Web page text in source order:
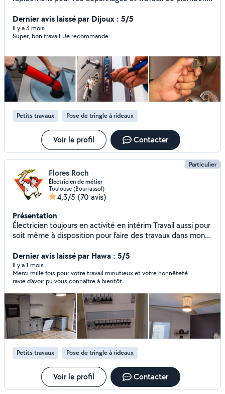
dépannage et l'installation : Recherche et réparation de
fuites d'eau Remplacement et installation de robinetterie,
WC, lavabo, évier, douche Pose et dépannage de chauffe-
joints, tuyauterie Petits travaux de plomberie et de
bricolage Disponible 24h/24 et 7j/7, même en urgence.
J'interviens rapidement et je m'engage à vous proposer
une solution fiable et durable.
Dernier avis laissé par Dijoux : 5/5
Il y a 3 mois
Super, bon travail. Je recommande
Petits travaux Pose de tringle à rideaux
Voir le profil Contacter
Particulier
Flores Roch
Électricien de métier
Toulouse (Bourrassol)
4,3/5 (70 avis)
Présentation
Électricien toujours en activité en intérim Travail aussi pour
soit même à disposition pour faire des travaux dans mon
bricoleur et bien équipé en matériels Je peux effectuer
divers travaux d'intérieur pose et fixation d'étagère,tringles
à rideaux, ventilateur plafond,de télévision au mur ainsi
que des meubles et la taille de haie et tonte de gazon
avec votre materiel sur place pour le jardin de votre
maison Je loue aussi du matériel : perceuse, viseuse,scie
sauteuse, disqueuse ainsi qu'une champouineuse,
karcher,etc Ma zone d'activité est de 20 kms autour de
Toulouse et dans le Tarn autour de Lavaur Castres Albi Je
suis joignable du lundi au vendredi de 8h à 20h Le week-
end éventuellement par sms je peu répondre aux
personnes qui ont mon numéro de portable Je ne travaille
pas le week-end.
Dernier avis laissé par Hawa : 5/5
Il y a 1 mois
Merci mille fois pour votre travail minutieux et votre honnêteté
ravie d’avoir pu vous connaître à bientôt
Petits travaux Pose de tringle à rideaux
Voir le profil Contacter